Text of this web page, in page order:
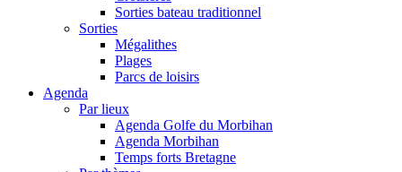
Sorties bateau traditionnel
Sorties
Mégalithes
Plages
Parcs de loisirs
Agenda
Par lieux
Agenda Golfe du Morbihan
Agenda Morbihan
Temps forts Bretagne